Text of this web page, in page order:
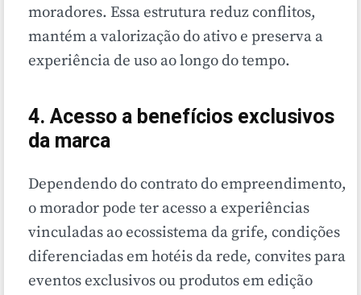
moradores. Essa estrutura reduz conflitos,
mantém a valorização do ativo e preserva a
experiência de uso ao longo do tempo.
4. Acesso a benefícios exclusivos
da marca
Dependendo do contrato do empreendimento,
o morador pode ter acesso a experiências
vinculadas ao ecossistema da grife, condições
diferenciadas em hotéis da rede, convites para
eventos exclusivos ou produtos em edição